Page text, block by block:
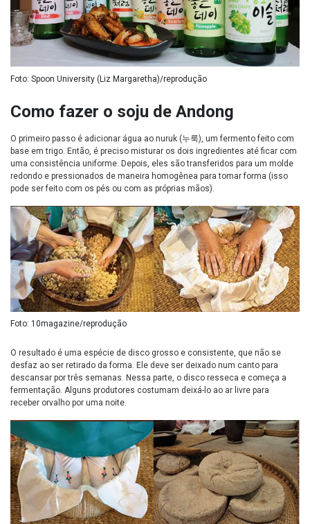
Foto: Spoon University (Liz Margaretha)/reprodução
Como fazer o soju de Andong
O primeiro passo é adicionar água ao nuruk (누룩), um fermento feito com
base em trigo. Então, é preciso misturar os dois ingredientes até ficar com
uma consistência uniforme. Depois, eles são transferidos para um molde
redondo e pressionados de maneira homogênea para tomar forma (isso
pode ser feito com os pés ou com as próprias mãos).
Foto: 10magazine/reprodução
O resultado é uma espécie de disco grosso e consistente, que não se
desfaz ao ser retirado da forma. Ele deve ser deixado num canto para
descansar por três semanas. Nessa parte, o disco resseca e começa a
fermentação. Alguns produtores costumam deixá-lo ao ar livre para
receber orvalho por uma noite.